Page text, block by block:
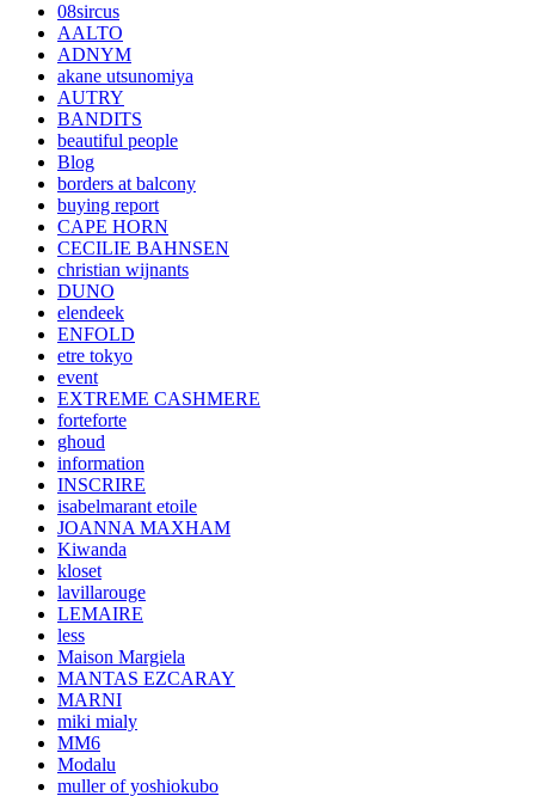
08sircus
AALTO
ADNYM
akane utsunomiya
AUTRY
BANDITS
beautiful people
Blog
borders at balcony
buying report
CAPE HORN
CECILIE BAHNSEN
christian wijnants
DUNO
elendeek
ENFOLD
etre tokyo
event
EXTREME CASHMERE
forteforte
ghoud
information
INSCRIRE
isabelmarant etoile
JOANNA MAXHAM
Kiwanda
kloset
lavillarouge
LEMAIRE
less
Maison Margiela
MANTAS EZCARAY
MARNI
miki mialy
MM6
Modalu
muller of yoshiokubo